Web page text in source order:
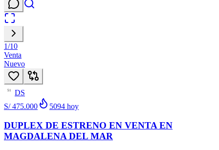
1/10
Venta
Nuevo
51
DS
S/ 475.000
5094 hoy
DUPLEX DE ESTRENO EN VENTA EN
MAGDALENA DEL MAR